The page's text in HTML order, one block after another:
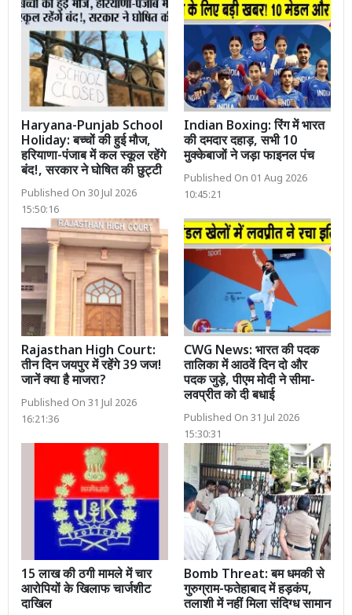
Haryana-Punjab School
Holiday: बच्चों की हुई मौज,
हरियाणा-पंजाब में कल स्कूल रहेंगे
बंद!, सरकार ने घोषित की छुट्टी
Published On 30 Jul 2026
15:50:16
Indian Boxing: रिंग में भारत
की दमदार दहाड़, सभी 10
मुक्केबाजों ने जड़ा फाइनल पंच
Published On 01 Aug 2026
10:45:21
Rajasthan High Court:
तीन दिन जयपुर में रहेंगे 39 जज!
जानें क्या है माजरा?
Published On 31 Jul 2026
16:21:36
CWG News: भारत की पदक
तालिका में आठवें दिन दो और
पदक जुड़े, पीएम मोदी ने सीमा-
लवप्रीत को दी बधाई
Published On 31 Jul 2026
15:30:31
15 लाख की ठगी मामले में चार
आरोपियों के खिलाफ चार्जशीट
दाखिल
Bomb Threat: बम धमकी से
गुरुग्राम-फतेहाबाद में हड़कंप,
तलाशी में नहीं मिला संदिग्ध सामान